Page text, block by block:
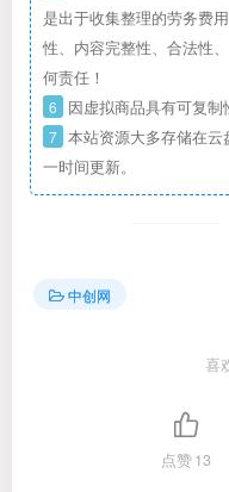
是出于收集整理的劳务费
性、内容完整性、合法性
何责任！
6 因虚拟商品具有可复制
7 本站资源大多存储在
一时间更新。
中创网
喜
点赞13